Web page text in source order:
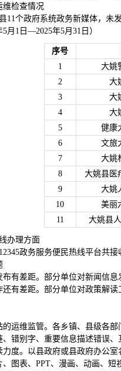
维检查情况
11个政府系统政务新媒体，未
5月1日—2025年5月31日）
序号
1
大姚
2
大
3
大
4
大
5
健康
6
文旅
7
大姚
8
大姚县医
9
大姚
10
美丽
11
大姚县
办理方面
政务服务便民热线平台共
布有差距。部分单位对新闻信
还有差距。部分单位对政策解
的运维监管。各乡镇、县级各
错别字、重要信息描述错误
力度。以县政府或县政府办公
图表、PPT、漫画、动画、短